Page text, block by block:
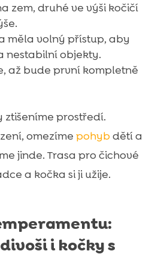
zem, druhé ve výši kočičí
měla volný přístup, aby
nestabilní objekty.
až bude první kompletně
ztišeníme prostředí.
omezíme pohybdětí a
jinde. Trasa pro čichové
a kočka si ji užije.
i kočky s